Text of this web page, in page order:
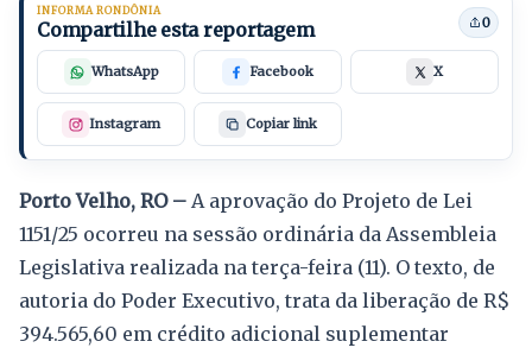
INFORMA RONDÔNIA
Compartilhe esta reportagem 0
WhatsApp Facebook X
Instagram Copiar link
Porto Velho, RO – A aprovação do Projeto de Lei
1151/25 ocorreu na sessão ordinária da Assembleia
Legislativa realizada na terça-feira (11). O texto, de
autoria do Poder Executivo, trata da liberação de R$
394.565,60 em crédito adicional suplementar